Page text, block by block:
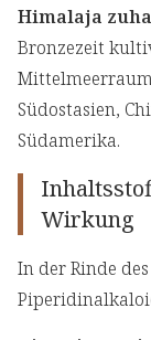
Himalaja
Bronzezeit
Südostasien,
Südamerika.
Wirkung
In der Rinde